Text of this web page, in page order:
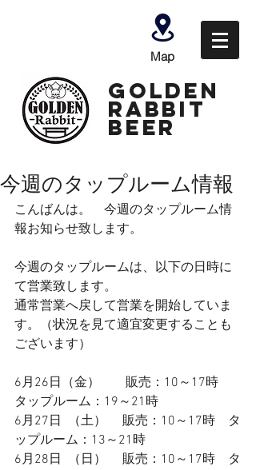
Map
GOLDEN
Rabbit
Beer
今週のタップルーム情報
こんばんは。　今週のタップルーム情
報お知らせ致します。
今週のタップルームは、以下の日時に
て営業致します。
通常営業へ戻して営業を開始していま
す。（状況を見て適宜変更することも
ございます）
6月26日（金）　　販売：10～17時
タップルーム：19～21時
6月27日  （土）　 販売：10～17時　タ
ップルーム：13～21時
6月28日  （日）　 販売：10～17時　タ